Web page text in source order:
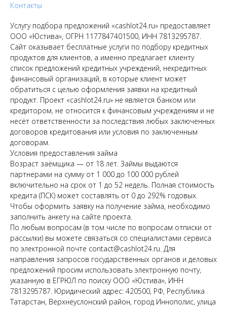
Контакты
Услугу подбора предложений «cashlot24.ru» предоставляет
ООО «Юстива», ОГРН 1177847401500, ИНН 7813295787.
Сайт оказывает бесплатные услуги по подбору кредитных
продуктов для клиентов, а именно предлагает клиенту
список предложений кредитных учреждений, некредитных
финансовый организаций, в которые клиент может
обратиться с целью оформления заявки на кредитный
продукт. Проект «cashlot24.ru» не является банком или
кредитором, не относится к финансовым учреждениям и не
несёт ответственности за последствия любых заключенных
договоров кредитования или условия по заключенным
договорам.
Условия предоставления займа
Возраст заёмщика — от 18 лет. Займы выдаются
партнерами на сумму от 1 000 до 100 000 рублей
включительно на срок от 1 до 52 недель. Полная стоимость
кредита (ПСК) может составлять от 0 до 292% годовых.
Чтобы оформить заявку на получение займа, необходимо
заполнить анкету на сайте проекта.
По любым вопросам (в том числе по вопросам отписки от
рассылки) вы можете связаться со специалистами сервиса
по электронной почте contact@cashlot24.ru. Для
направления запросов государственных органов и деловых
предложений просим использовать электронную почту,
указанную в ЕГРЮЛ по поиску ООО «Юстива», ИНН
7813295787. Юридический адрес: 420500, РФ, Республика
Татарстан, Верхнеуслонский район, город Иннополис, улица